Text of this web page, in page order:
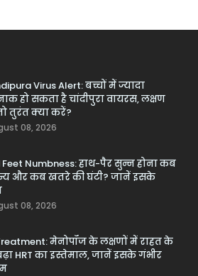
Virus Alert: बच्चों में ज्यादा
हो सकता है चांदीपुरा वायरस, लक्षण
तुरंत क्या करें?
08, 2026
Feet Numbness: हाथ-पैर सुन्न होना कब
और कब खतरे की घंटी? जानें इसके
08, 2026
मेनोपॉज के लक्षणों में राहत के
HRT का इस्तेमाल, जानें इसके गंभीर